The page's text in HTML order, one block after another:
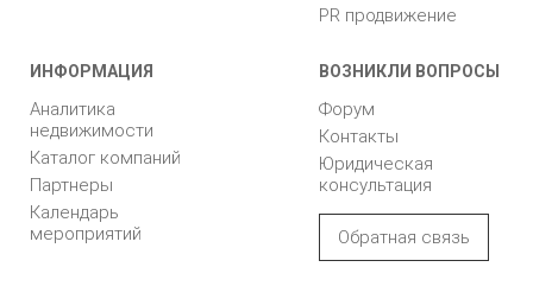
PR продвижение
ИНФОРМАЦИЯ
Аналитика
недвижимости
Каталог компаний
Партнеры
Календарь
мероприятий
ВОЗНИКЛИ ВОПРОСЫ
Форум
Контакты
Юридическая
консультация
Обратная связь